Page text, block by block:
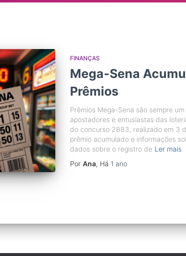
FINANÇAS
Mega-Sena
Prêmios
Prêmios Mega-Sena são sempre
apostadores e entusiastas das
do concurso 2883, realizado em 3
prêmio acumulado e informações
dados sobre o registro de Ler mais
Por Ana, Há 1 ano